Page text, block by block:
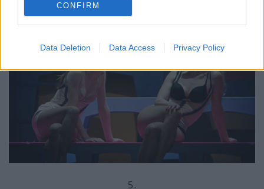
CONFIRM
Data Deletion Data Access Privacy Policy
5.